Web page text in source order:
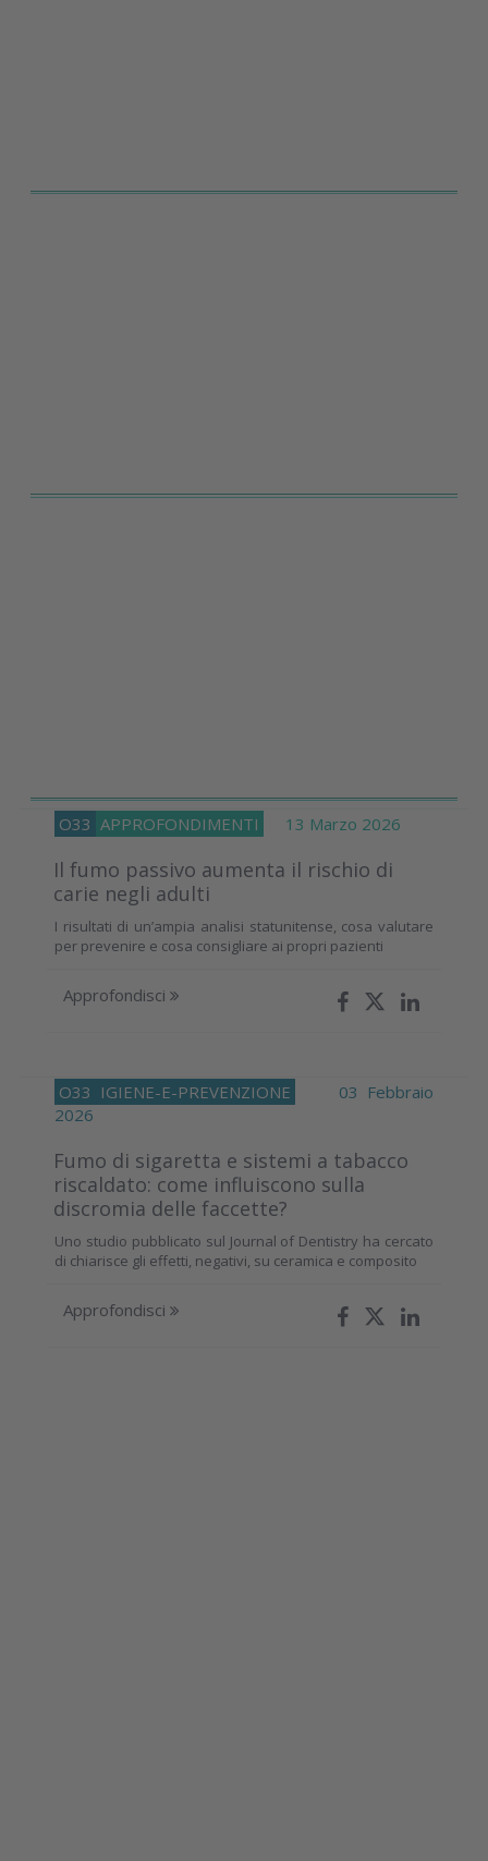
O33 APPROFONDIMENTI 13 Marzo 2026
Il fumo passivo aumenta il rischio di
carie negli adulti
I risultati di un’ampia analisi statunitense, cosa valutare
per prevenire e cosa consigliare ai propri pazienti
Approfondisci
O33 IGIENE-E-PREVENZIONE
03 Febbraio
2026
Fumo di sigaretta e sistemi a tabacco
riscaldato: come influiscono sulla
discromia delle faccette?
Uno studio pubblicato sul Journal of Dentistry ha cercato
di chiarisce gli effetti, negativi, su ceramica e composito
Approfondisci